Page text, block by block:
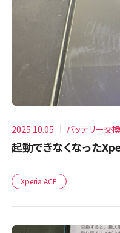
2025.10.05 バッテリー交
起動できなくなった
Xperia ACE